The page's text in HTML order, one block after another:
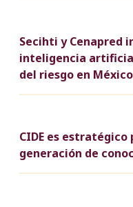
Secihti y Cenapred
inteligencia
del riesgo en México
CIDE es
generación de